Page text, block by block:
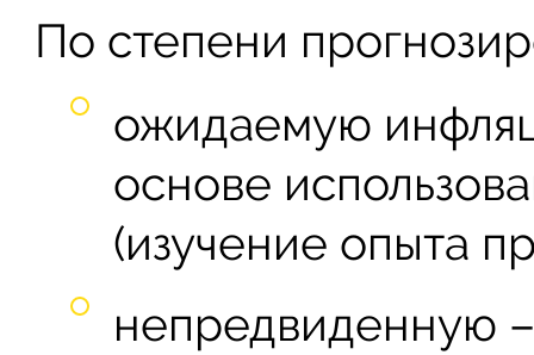
По степени
ожидаемую
основе
(изучение опыта
непредвиденную